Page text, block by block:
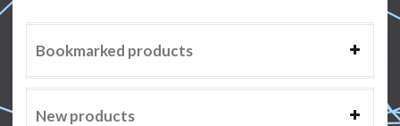
Bookmarked products
New products